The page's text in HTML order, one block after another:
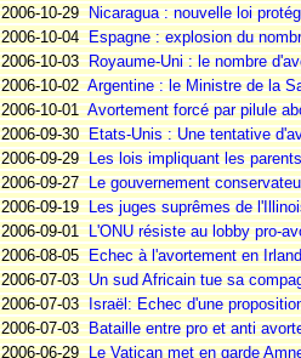
2006-10-29Nicaragua : nouvelle loi
2006-10-04Espagne : explosion du
2006-10-03Royaume-Uni : le nombre
2006-10-02Argentine : le Ministre de la
2006-10-01Avortement forcé par pilule
2006-09-30Etats-Unis : Une tentative
2006-09-29Les lois impliquant les
2006-09-27Le gouvernement
2006-09-19Les juges suprêmes de
2006-09-01L'ONU résiste au lobby pro-
2006-08-05Echec à l'avortement en
2006-07-03Un sud Africain tue sa
2006-07-03Israël: Echec d'une
2006-07-03Bataille entre pro et anti
2006-06-29Le Vatican met en garde